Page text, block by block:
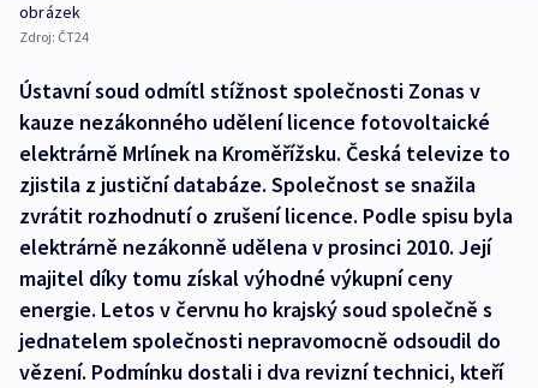
obrázek
Zdroj: ČT24
Ústavní soud odmítl stížnost společnosti Zonas v
kauze nezákonného udělení licence fotovoltaické
elektrárně Mrlínek na Kroměřížsku. Česká televize to
zjistila z justiční databáze. Společnost se snažila
zvrátit rozhodnutí o zrušení licence. Podle spisu byla
elektrárně nezákonně udělena v prosinci 2010. Její
majitel díky tomu získal výhodné výkupní ceny
energie. Letos v červnu ho krajský soud společně s
jednatelem společnosti nepravomocně odsoudil do
vězení. Podmínku dostali i dva revizní technici, kteří